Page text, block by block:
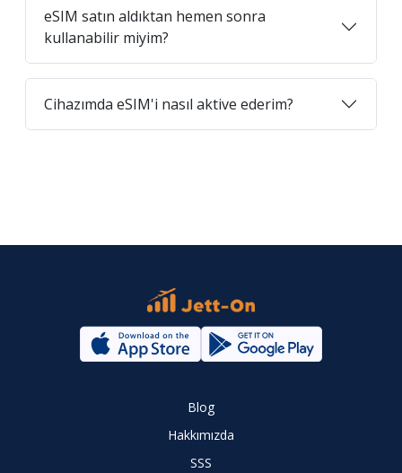
eSIM satın aldıktan hemen sonra
kullanabilir miyim?
Cihazımda eSIM'i nasıl aktive ederim?
Blog
Hakkımızda
SSS